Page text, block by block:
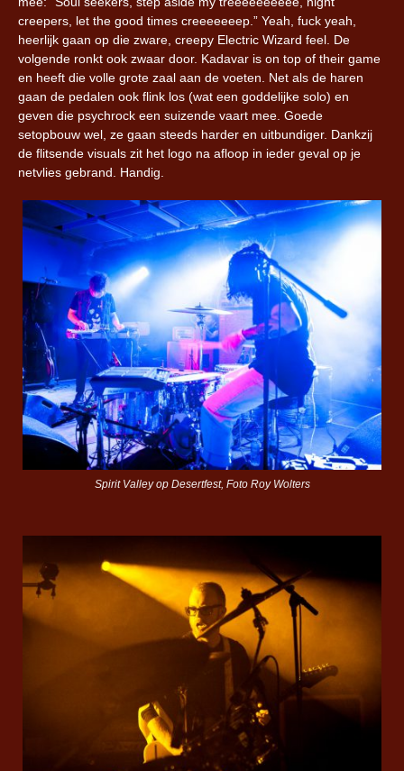
creepers, let the good times creeeeeeep.” Yeah, fuck yeah,
heerlijk gaan op die zware, creepy Electric Wizard feel. De
volgende ronkt ook zwaar door. Kadavar is on top of their game
en heeft die volle grote zaal aan de voeten. Net als de haren
gaan de pedalen ook flink los (wat een goddelijke solo) en
geven die psychrock een suizende vaart mee. Goede
setopbouw wel, ze gaan steeds harder en uitbundiger. Dankzij
de flitsende visuals zit het logo na afloop in ieder geval op je
netvlies gebrand. Handig.
Spirit Valley op Desertfest, Foto Roy Wolters